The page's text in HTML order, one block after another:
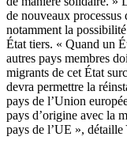
de nouveaux processus
notamment la
État tiers. « Quand un
autres pays membres
migrants de cet État
devra permettre la
pays de l’Union
pays d’origine avec la
pays de l’UE », détaille